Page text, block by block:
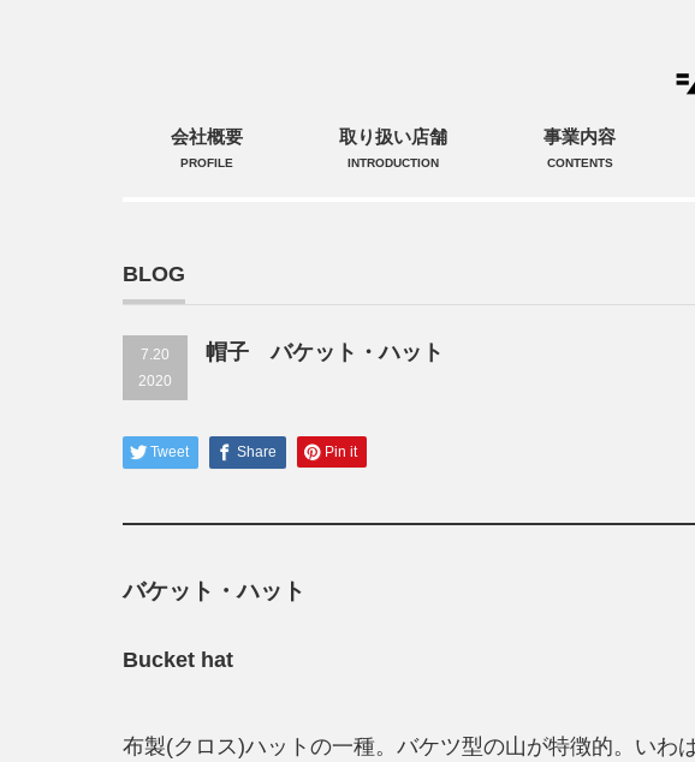
会社概要
PROFILE
取り扱い店舗
INTRODUCTION
事業内容
CONTENTS
BLOG
7.20
2020
帽子 バケット・ハット
Tweet Share Pin it
バケット・ハット
Bucket hat
布製(クロス)ハットの一種。バケツ型の山が特徴的。いわ